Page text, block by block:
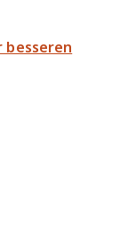
besseren